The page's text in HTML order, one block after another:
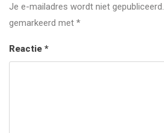
Je e-mailadres wordt niet gepubliceerd.
gemarkeerd met *
Reactie *